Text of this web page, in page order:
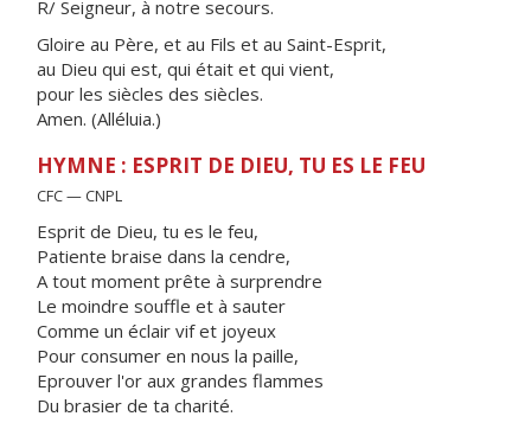
R/ Seigneur, à notre secours.
Gloire au Père, et au Fils et au Saint-Esprit,
au Dieu qui est, qui était et qui vient,
pour les siècles des siècles.
Amen. (Alléluia.)
HYMNE : ESPRIT DE DIEU, TU ES LE FEU
CFC — CNPL
Esprit de Dieu, tu es le feu,
Patiente braise dans la cendre,
A tout moment prête à surprendre
Le moindre souffle et à sauter
Comme un éclair vif et joyeux
Pour consumer en nous la paille,
Eprouver l'or aux grandes flammes
Du brasier de ta charité.